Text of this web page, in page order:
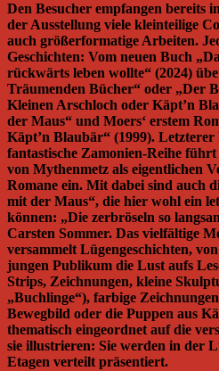
Den Besucher empfangen bereits
der Ausstellung viele kleinteilige
auch größerformatige Arbeiten.
Geschichten: Vom neuen Buch
rückwärts leben wollte“ (2024)
Träumenden Bücher“ oder „Der
Kleinen Arschloch oder Käpt’n
der Maus“ und Moers‘ erstem
Käpt’n Blaubär“ (1999).
fantastische Zamonien-Reihe
von Mythenmetz als eigentlichen
Romane ein. Mit dabei sind auch
mit der Maus“, die hier wohl ein
können: „Die zerbröseln so
Carsten Sommer. Das vielfältige
versammelt Lügengeschichten,
jungen Publikum die Lust aufs
Strips, Zeichnungen, kleine
„Buchlinge“), farbige
Bewegbild oder die Puppen aus
thematisch eingeordnet auf die
sie illustrieren: Sie werden in der
Etagen verteilt präsentiert.